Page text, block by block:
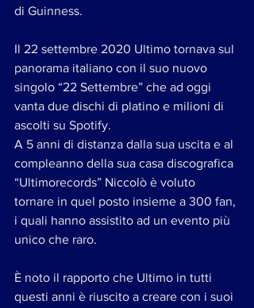
di Guinness.
Il 22 settembre 2020 Ultimo tornava sul
panorama italiano con il suo nuovo
singolo “22 Settembre” che ad oggi
vanta due dischi di platino e milioni di
ascolti su Spotify.
A 5 anni di distanza dalla sua uscita e al
compleanno della sua casa discografica
“Ultimorecords” Niccolò è voluto
tornare in quel posto insieme a 300 fan,
i quali hanno assistito ad un evento più
unico che raro.
È noto il rapporto che Ultimo in tutti
questi anni è riuscito a creare con i suoi